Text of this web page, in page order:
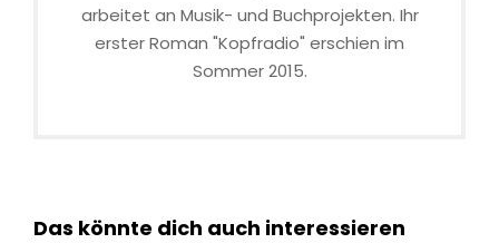
arbeitet an Musik- und Buchprojekten. Ihr
erster Roman "Kopfradio" erschien im
Sommer 2015.
Das könnte dich auch interessieren